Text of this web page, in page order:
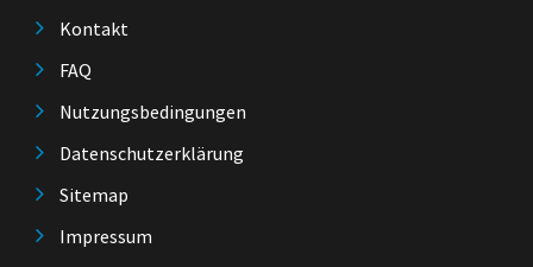
Kontakt
FAQ
Nutzungsbedingungen
Datenschutzerklärung
Sitemap
Impressum